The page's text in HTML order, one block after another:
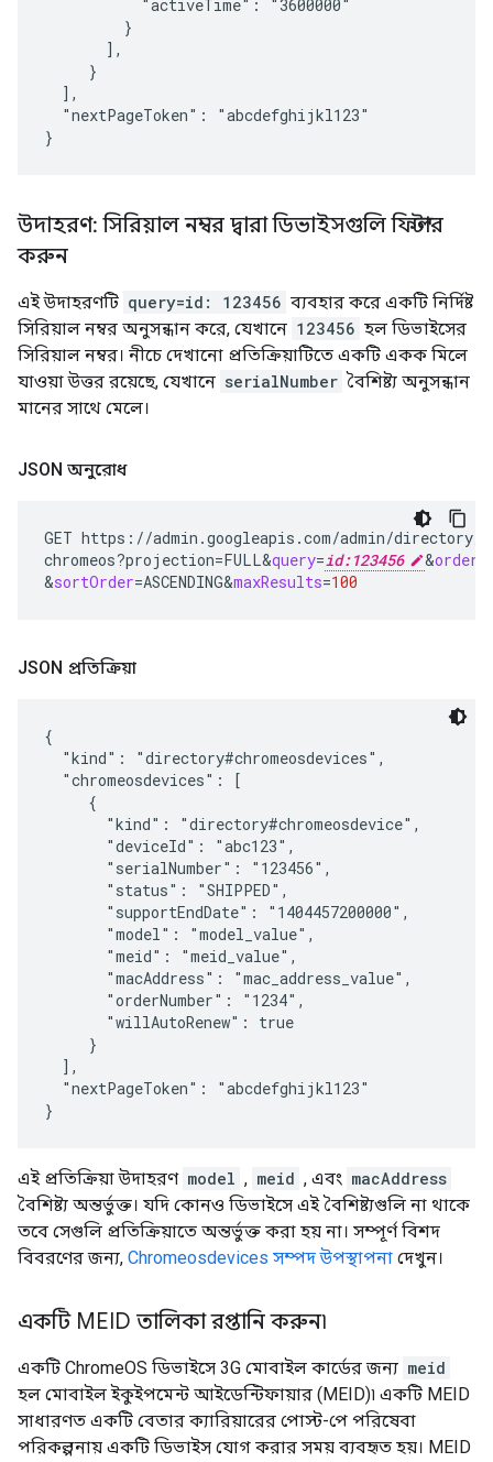
           "activeTime": "3600000"
         }
       ],
     }
  ],
  "nextPageToken": "
abcdefghijkl123"
উদাহরণ: সিরিয়াল নম্বর দ্বারা ডিভাইসগুলি ফিল্টার
করুন
এই উদাহরণটি query=id: 123456 ব্যবহার করে একটি নির্দিষ্ট
সিরিয়াল নম্বর অনুসন্ধান করে, যেখানে 123456 হল ডিভাইসের
সিরিয়াল নম্বর। নীচে দেখানো প্রতিক্রিয়াটিতে একটি একক মিলে
যাওয়া উত্তর রয়েছে, যেখানে serialNumber বৈশিষ্ট্য অনুসন্ধান
মানের সাথে মেলে।
JSON অনুরোধ
GET https://admin.googleapis.com/admin/directory/
chromeos?projection=FULL&query=id:123456 &
&sortOrder=ASCENDING&maxResults=100
JSON প্রতিক্রিয়া
{
  "kind": "directory#chromeosdevices",
  "chromeosdevices": [
     {
       "kind": "directory#chromeosdevice",
       "deviceId": "
abc123",
       "serialNumber": "
123456",
       "status": "SHIPPED",
       "supportEndDate": "1404457200000",
       "model": "
model_value",
       "meid": "
meid_value",
       "macAddress": "
mac_address_value",
       "orderNumber": "1234",
       "willAutoRenew": true
     }
  ],
  "nextPageToken": "
abcdefghijkl123"
এই প্রতিক্রিয়া উদাহরণ model , meid , এবং macAddress
বৈশিষ্ট্য অন্তর্ভুক্ত। যদি কোনও ডিভাইসে এই বৈশিষ্ট্যগুলি না থাকে
তবে সেগুলি প্রতিক্রিয়াতে অন্তর্ভুক্ত করা হয় না। সম্পূর্ণ বিশদ
বিবরণের জন্য, Chromeosdevices সম্পদ উপস্থাপনা দেখুন।
একটি MEID তালিকা রপ্তানি করুন৷
একটি ChromeOS ডিভাইসে 3G মোবাইল কার্ডের জন্য meid
হল মোবাইল ইকুইপমেন্ট আইডেন্টিফায়ার (MEID)৷ একটি MEID
সাধারণত একটি বেতার ক্যারিয়ারের পোস্ট-পে পরিষেবা
পরিকল্পনায় একটি ডিভাইস যোগ করার সময় ব্যবহৃত হয়। MEID